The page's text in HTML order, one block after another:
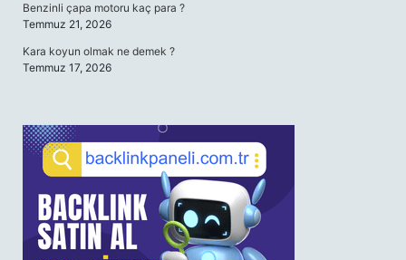
Benzinli çapa motoru kaç para ?
Temmuz 21, 2026
Kara koyun olmak ne demek ?
Temmuz 17, 2026